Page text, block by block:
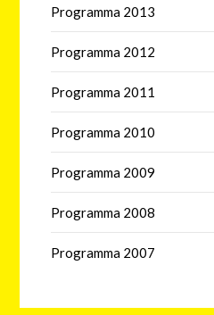
Programma 2013
Programma 2012
Programma 2011
Programma 2010
Programma 2009
Programma 2008
Programma 2007